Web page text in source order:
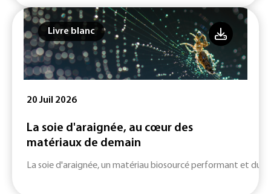
Livre blanc
20 Juil 2026
La soie d'araignée, au cœur des
matériaux de demain
La soie d'araignée, un matériau biosourcé performant et